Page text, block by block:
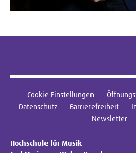
Cookie Einstellungen
Datenschutz
Barrierefreiheit
Newsletter
Hochschule für Musik